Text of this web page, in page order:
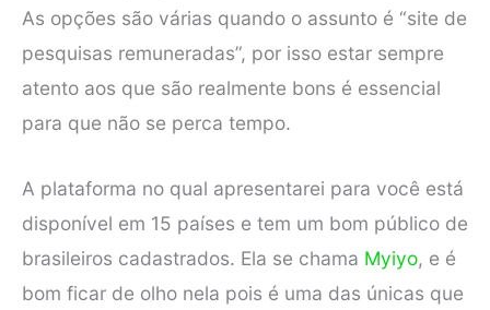
As opções são várias quando o assunto é “site de
pesquisas remuneradas”, por isso estar sempre
atento aos que são realmente bons é essencial
para que não se perca tempo.
A plataforma no qual apresentarei para você está
disponível em 15 países e tem um bom público de
brasileiros cadastrados. Ela se chama Myiyo, e é
bom ficar de olho nela pois é uma das únicas que